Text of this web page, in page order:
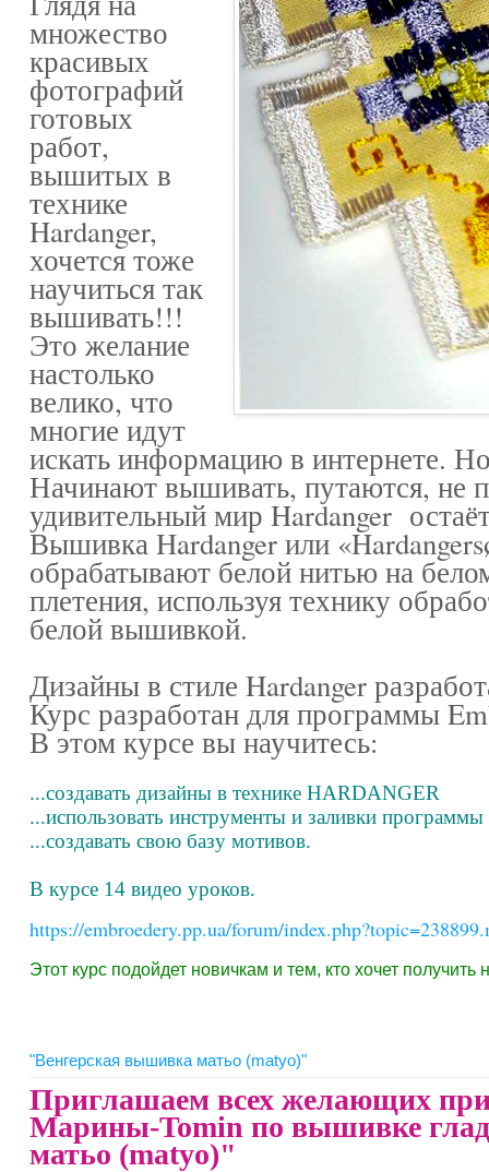
множество
красивых
фотографий
готовых
работ,
вышитых в
технике
Hardanger,
хочется тоже
научиться так
вышивать!!!
Это желание
настолько
велико, что
многие идут
искать информацию в интернете.
Начинают вышивать, путаются,
удивительный мир Hardanger
Вышивка Hardanger или
обрабатывают белой нитью на
плетения, используя технику
белой вышивкой.
Дизайны в стиле Hardanger
Курс разработан для программы
В этом курсе вы научитесь:
...создавать дизайны в технике HARDANGER
...использовать инструменты и заливки программы
...создавать свою базу мотивов.
В курсе 14 видео уроков.
https://embroedery.pp.ua/forum/
Этот курс подойдет новичкам и тем, кто хочет
"Венгерская вышивка матьо (matyo)"
Приглашаем всех желающих
Марины-Tomin по вышивке
матьо (matyo)"